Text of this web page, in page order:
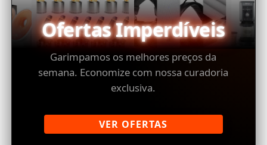
Ofertas Imperdíveis
Garimpamos os melhores preços da
semana. Economize com nossa curadoria
exclusiva.
VER OFERTAS